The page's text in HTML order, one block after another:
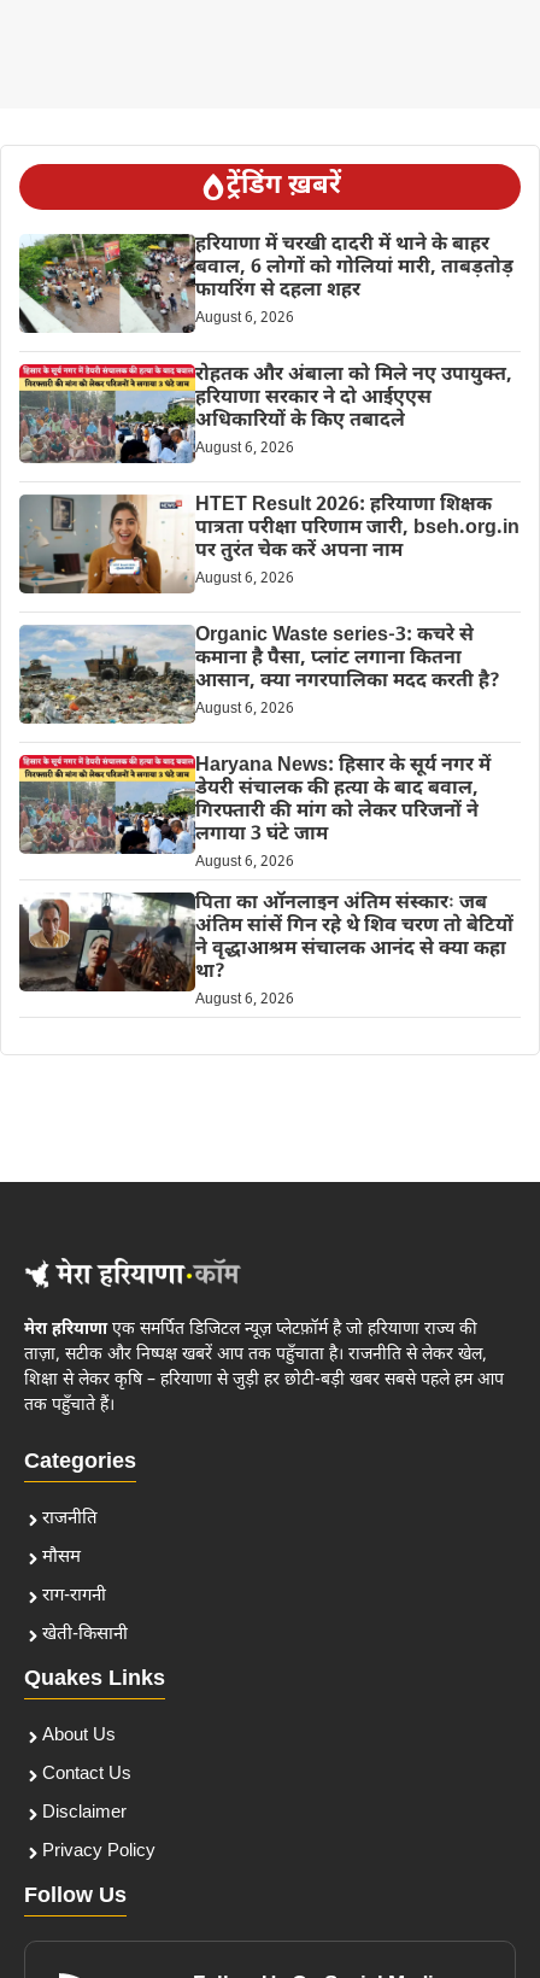
ट्रेंडिंग ख़बरें
हरियाणा में चरखी दादरी में थाने के बाहर
बवाल, 6 लोगों को गोलियां मारी, ताबड़तोड़
फायरिंग से दहला शहर
August 6, 2026
रोहतक और अंबाला को मिले नए उपायुक्त,
हरियाणा सरकार ने दो आईएएस
अधिकारियों के किए तबादले
August 6, 2026
HTET Result 2026: हरियाणा शिक्षक
पात्रता परीक्षा परिणाम जारी, bseh.org.in
पर तुरंत चेक करें अपना नाम
August 6, 2026
Organic Waste series-3: कचरे से
कमाना है पैसा, प्लांट लगाना कितना
आसान, क्या नगरपालिका मदद करती है?
August 6, 2026
Haryana News: हिसार के सूर्य नगर में
डेयरी संचालक की हत्या के बाद बवाल,
गिरफ्तारी की मांग को लेकर परिजनों ने
लगाया 3 घंटे जाम
August 6, 2026
पिता का ऑनलाइन अंतिम संस्कारः जब
अंतिम सांसें गिन रहे थे शिव चरण तो बेटियों
ने वृद्धाआश्रम संचालक आनंद से क्या कहा
था?
August 6, 2026
मेरा हरियाणाएक समर्पित डिजिटल न्यूज़ प्लेटफ़ॉर्म है जो हरियाणा राज्य की
ताज़ा, सटीक और निष्पक्ष खबरें आप तक पहुँचाता है। राजनीति से लेकर खेल,
शिक्षा से लेकर कृषि – हरियाणा से जुड़ी हर छोटी-बड़ी खबर सबसे पहले हम आप
तक पहुँचाते हैं।
Categories
राजनीति
मौसम
राग-रागनी
खेती-किसानी
Quakes Links
About Us
Contact Us
Disclaimer
Privacy Policy
Follow Us